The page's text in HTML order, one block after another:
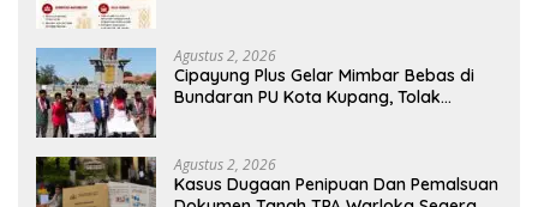
Agustus 2, 2026
Cipayung Plus Gelar Mimbar Bebas di
Bundaran PU Kota Kupang, Tolak
Agustus 2, 2026
Kasus Dugaan Penipuan Dan Pemalsuan